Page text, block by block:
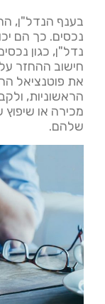
נכסים. כך הם
נדל"ן, כגון
חישוב ההחזר
את פוטנציאל
הראשוניות,
מכירה או
שלהם.